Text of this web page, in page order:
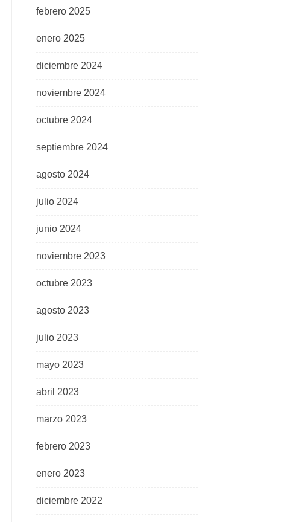
febrero 2025
enero 2025
diciembre 2024
noviembre 2024
octubre 2024
septiembre 2024
agosto 2024
julio 2024
junio 2024
noviembre 2023
octubre 2023
agosto 2023
julio 2023
mayo 2023
abril 2023
marzo 2023
febrero 2023
enero 2023
diciembre 2022